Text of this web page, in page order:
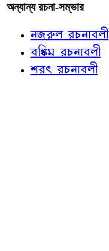
অন্যান্য রচনা-সম্ভার
নজরুল রচনাবলী
বঙ্কিম রচনাবলী
শরৎ রচনাবলী